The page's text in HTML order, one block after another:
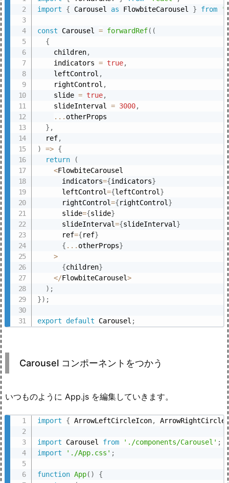
import
{ Carousel as FlowbiteCarousel } from
const Carousel = forwardRef( (
{
    children
,
    indicators
= true,
    leftControl
,
    rightControl
,
    slide
= true,
    slideInterval
= 3000,
... otherProps
} ,
  ref
,
)
=> {
return
(
<FlowbiteCarousel
      indicators
={indicators}
      leftControl
={leftControl}
      rightControl
={rightControl}
      slide
={slide}
      slideInterval
={slideInterval}
      ref
={ref}
{ ... otherProps}
>
{children}
</FlowbiteCarousel>
) ;
}) ;
export default Carousel ;
Carousel コンポーネントをつかう
いつものように App.js を編集していきます。
import { ArrowLeftCircleIcon,
import Carousel from './components/Carousel' ;
import
'./App.css' ;
function App( )
{